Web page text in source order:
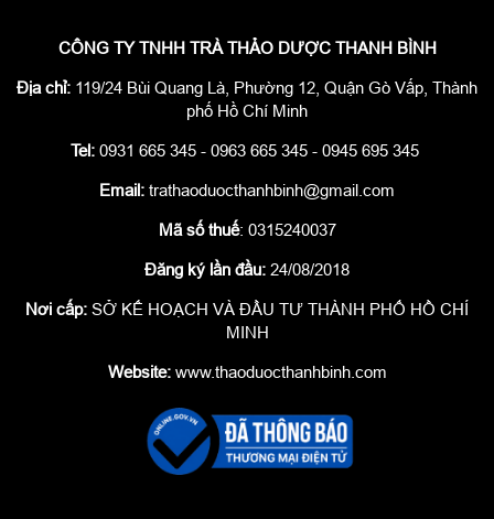
CÔNG TY TNHH TRÀ THẢO DƯỢC THANH BÌNH
Địa chỉ: 119/24 Bùi Quang Là, Phường 12, Quận Gò Vấp, Thành
phố Hồ Chí Minh
Tel: 0931 665 345 - 0963 665 345 - 0945 695 345
Email: trathaoduocthanhbinh@gmail.com
Mã số thuế: 0315240037
Đăng ký lần đầu: 24/08/2018
Nơi cấp: SỞ KẾ HOẠCH VÀ ĐẦU TƯ THÀNH PHỐ HỒ CHÍ
MINH
Website:www.thaoduocthanhbinh.com